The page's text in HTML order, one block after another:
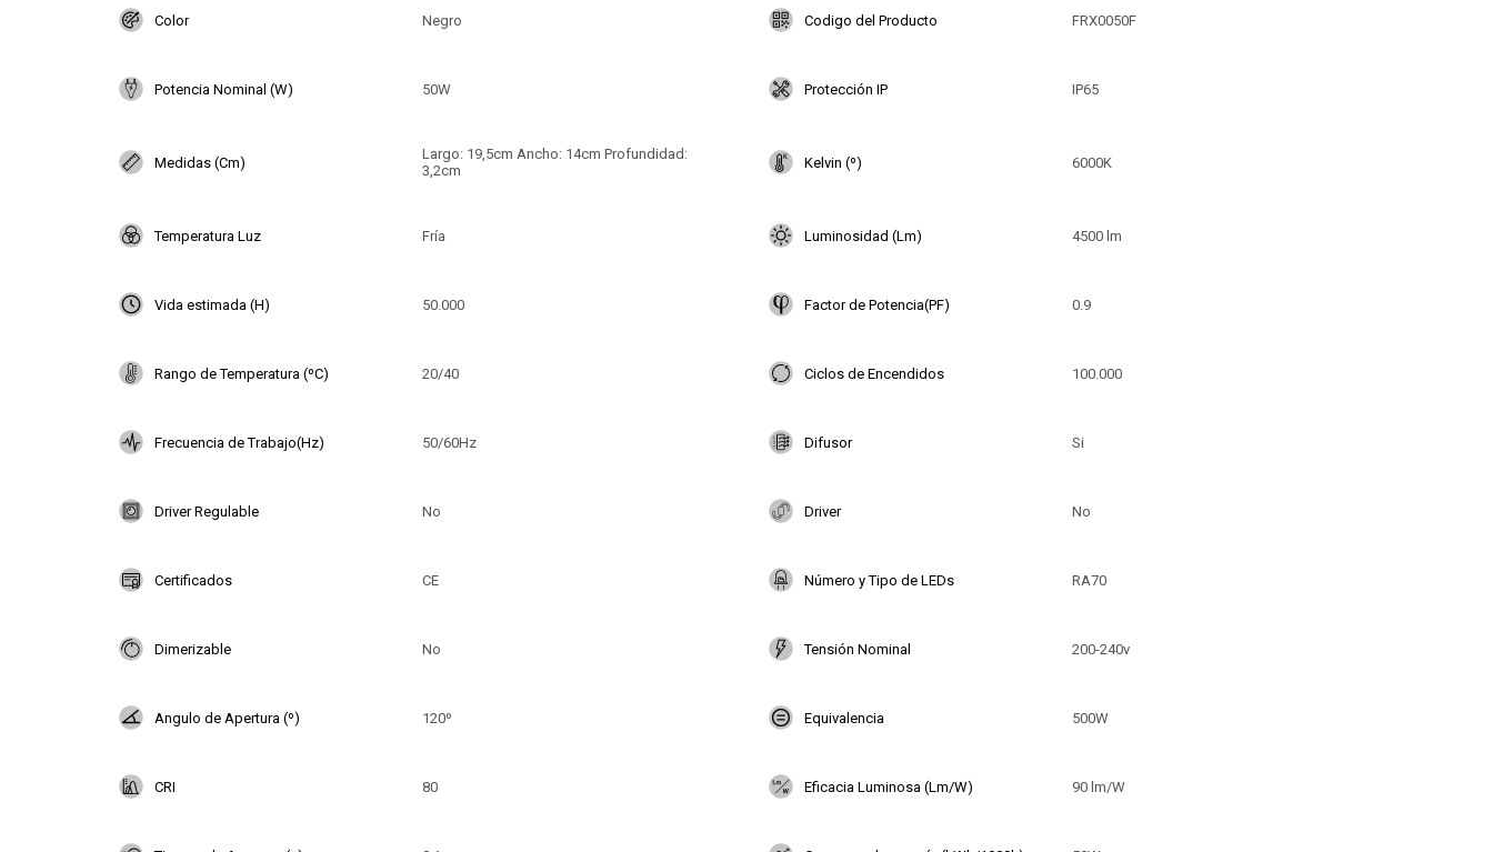
Color Negro Codigo del Producto FRX0050F
Potencia Nominal (W) 50W Protección IP IP65
Medidas (Cm)
Largo: 19,5cm Ancho: 14cm Profundidad:
3,2cm
Kelvin (º) 6000K
Temperatura Luz Fría Luminosidad (Lm) 4500 lm
Vida estimada (H) 50.000 Factor de Potencia(PF) 0.9
Rango de Temperatura (ºC) 20/40 Ciclos de Encendidos 100.000
Frecuencia de Trabajo(Hz) 50/60Hz Difusor Si
Driver Regulable No Driver No
Certificados CE Número y Tipo de LEDs RA70
Dimerizable No Tensión Nominal 200-240v
Angulo de Apertura (º) 120º Equivalencia 500W
CRI 80 Eficacia Luminosa (Lm/W) 90 lm/W